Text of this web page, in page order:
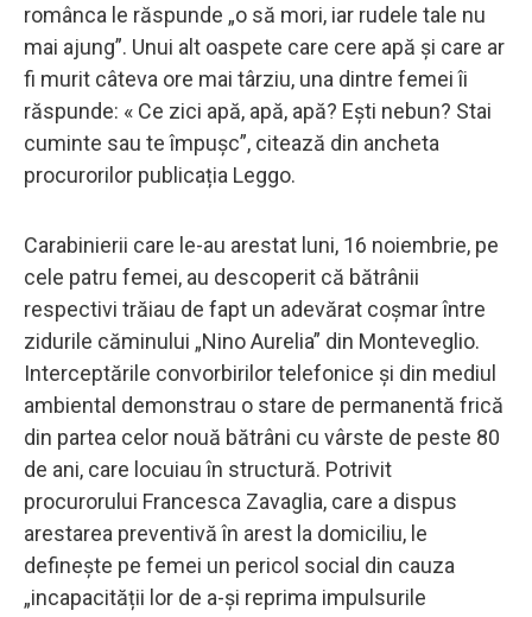
românca le răspunde „o să mori, iar rudele tale nu
mai ajung”. Unui alt oaspete care cere apă și care ar
fi murit câteva ore mai târziu, una dintre femei îi
răspunde: « Ce zici apă, apă, apă? Ești nebun? Stai
cuminte sau te împușc”, citează din ancheta
procurorilor publicația Leggo.
Carabinierii care le-au arestat luni, 16 noiembrie, pe
cele patru femei, au descoperit că bătrânii
respectivi trăiau de fapt un adevărat coșmar între
zidurile căminului „Nino Aurelia” din Monteveglio.
Interceptările convorbirilor telefonice și din mediul
ambiental demonstrau o stare de permanentă frică
din partea celor nouă bătrâni cu vârste de peste 80
de ani, care locuiau în structură. Potrivit
procurorului Francesca Zavaglia, care a dispus
arestarea preventivă în arest la domiciliu, le
definește pe femei un pericol social din cauza
„incapacității lor de a-și reprima impulsurile